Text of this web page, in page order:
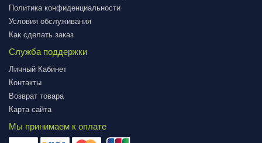
Политика конфиденциальности
Условия обслуживания
Как сделать заказ
Служба поддержки
Личный Кабинет
Контакты
Возврат товара
Карта сайта
Мы принимаем к оплате